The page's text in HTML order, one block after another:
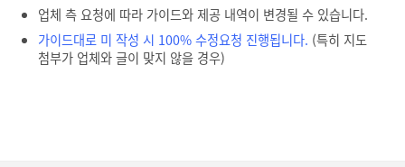
업체 측 요청에 따라 가이드와 제공 내역이 변경될 수 있습니다.
가이드대로 미 작성 시 100% 수정요청 진행됩니다. (특히 지도
첨부가 업체와 글이 맞지 않을 경우)